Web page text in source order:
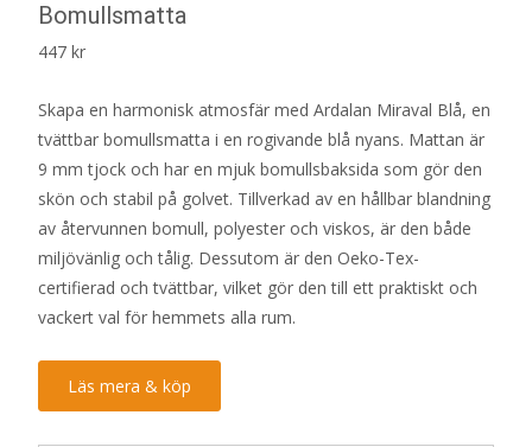
Bomullsmatta
447 kr
Skapa en harmonisk atmosfär med Ardalan Miraval Blå, en
tvättbar bomullsmatta i en rogivande blå nyans. Mattan är
9 mm tjock och har en mjuk bomullsbaksida som gör den
skön och stabil på golvet. Tillverkad av en hållbar blandning
av återvunnen bomull, polyester och viskos, är den både
miljövänlig och tålig. Dessutom är den Oeko-Tex-
certifierad och tvättbar, vilket gör den till ett praktiskt och
vackert val för hemmets alla rum.
Läs mera & köp